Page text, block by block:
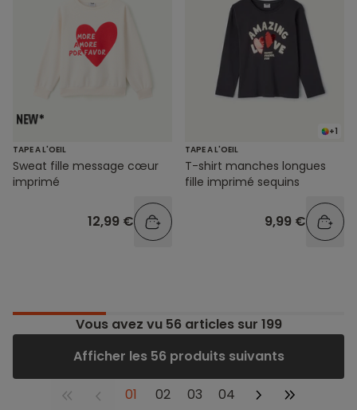
TAPE A L'OEIL
Sweat fille message cœur
imprimé
12,99 €
+1
TAPE A L'OEIL
T-shirt manches longues
fille imprimé sequins
9,99 €
Vous avez vu 56articles sur 199
Afficher les 56 produits suivants
01 02 03 04